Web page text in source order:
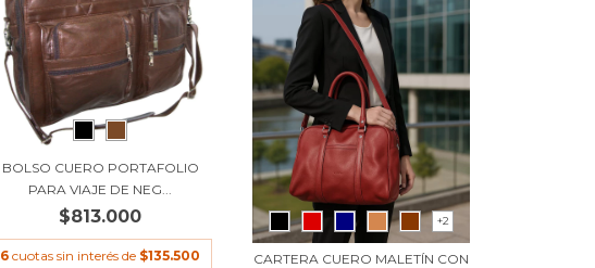
BOLSO CUERO PORTAFOLIO
PARA VIAJE DE NEG...
$813.000
6 cuotas sin interés de $135.500
+2
CARTERA CUERO MALETÍN CON